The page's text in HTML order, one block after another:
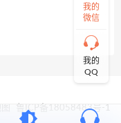
鲁ICP备18058483号-1
我的
微信
我的
QQ
的
需
切
记！
带
源
连